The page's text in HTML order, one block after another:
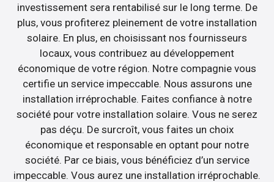
investissement sera rentabilisé sur le long terme. De
plus, vous profiterez pleinement de votre installation
solaire. En plus, en choisissant nos fournisseurs
locaux, vous contribuez au développement
économique de votre région. Notre compagnie vous
certifie un service impeccable. Nous assurons une
installation irréprochable. Faites confiance à notre
société pour votre installation solaire. Vous ne serez
pas déçu. De surcroît, vous faites un choix
économique et responsable en optant pour notre
société. Par ce biais, vous bénéficiez d’un service
impeccable. Vous aurez une installation irréprochable.